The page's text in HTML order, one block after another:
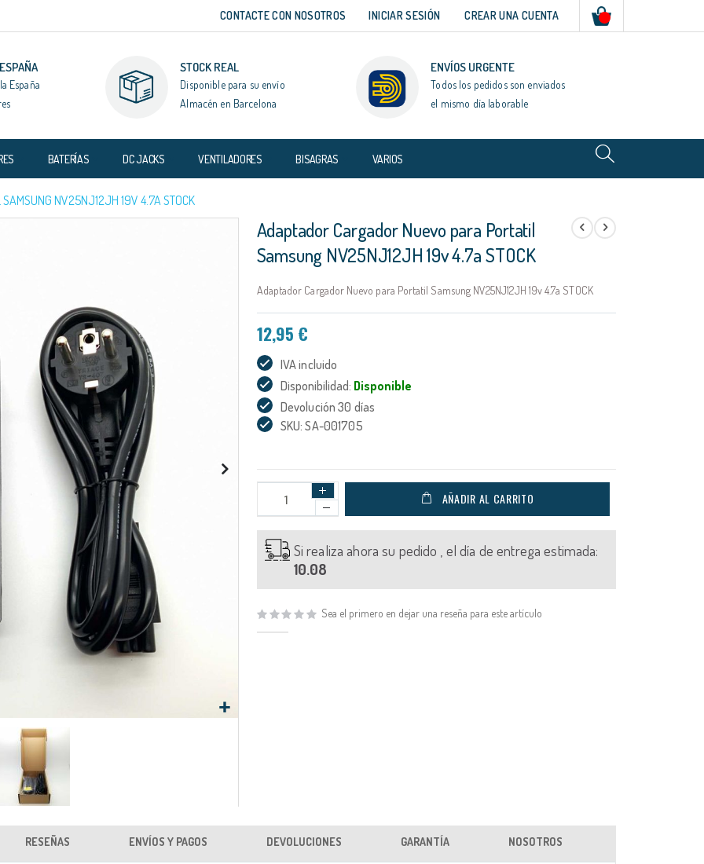
CONTACTE CON NOSOTROS INICIAR SESIÓN CREAR UNA CUENTA
España
STOCK REAL
Disponible para su envío
Almacén en Barcelona
ENVÍOS URGENTE
Todos los pedidos son enviados
el mismo día laborable
BATERÍAS DC JACKS VENTILADORES BISAGRAS VARIOS
SAMSUNG NV25NJ12JH 19V 4.7A STOCK
Adaptador Cargador Nuevo para Portatil
Samsung NV25NJ12JH 19v 4.7a STOCK
Adaptador Cargador Nuevo para Portatil Samsung NV25NJ12JH 19v 4.7a STOCK
12,95 €
IVA incluido
Disponibilidad: Disponible
Devolución 30 días
SKU: SA-001705
AÑADIR AL CARRITO
Si realiza ahora su pedido , el día de entrega estimada:
10.08
Sea el primero en dejar una reseña para este artículo
RESEÑAS ENVÍOS Y PAGOS DEVOLUCIONES GARANTÍA NOSOTROS